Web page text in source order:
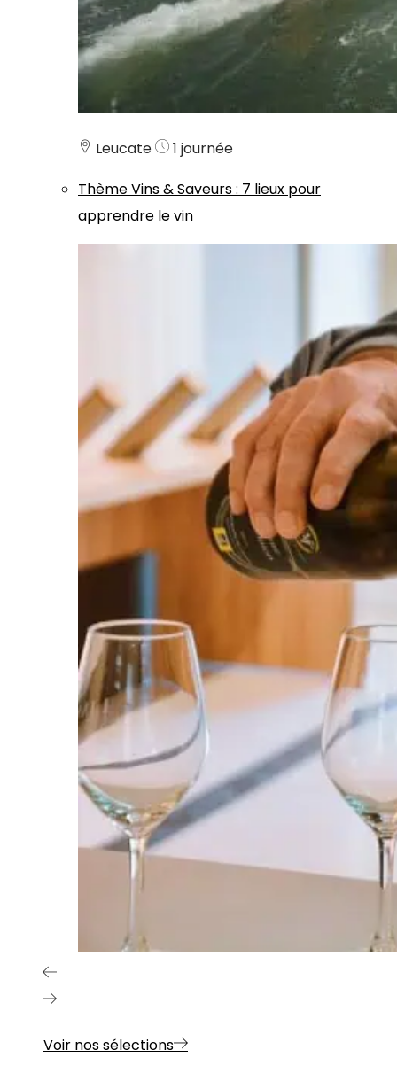
Leucate
1 journée
ThèmeVins & Saveurs: 7 lieux pour
apprendre le vin
Voir nos sélections